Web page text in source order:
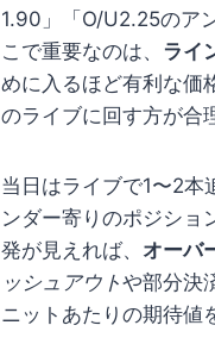
1.90」「O/U2.25のア
こで重要なのは、 ライ
めに入るほど有利な価
のライブに回す方が合
当日はライブで1〜2本
ンダー寄りのポジショ
発が見えれば、 オーバ
ッシュアウトや部分決
ニットあたりの期待値